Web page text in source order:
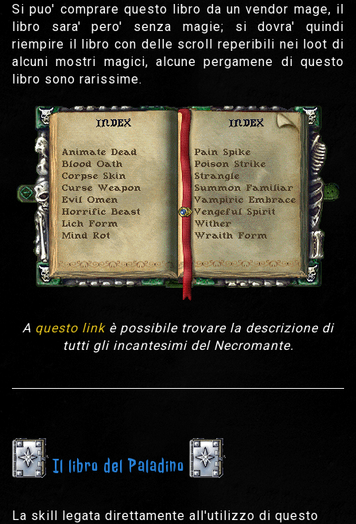
Si puo' comprare questo libro da un vendor mage, il
libro sara' pero' senza magie; si dovra' quindi
riempire il libro con delle scroll reperibili nei loot di
alcuni mostri magici, alcune pergamene di questo
libro sono rarissime.
A questo linkè possibile trovare la descrizione di
tutti gli incantesimi del Necromante.
Il libro del Paladino
La skill legata direttamente all'utilizzo di questo